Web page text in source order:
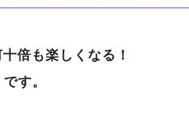
倍も楽しくなる！
す。